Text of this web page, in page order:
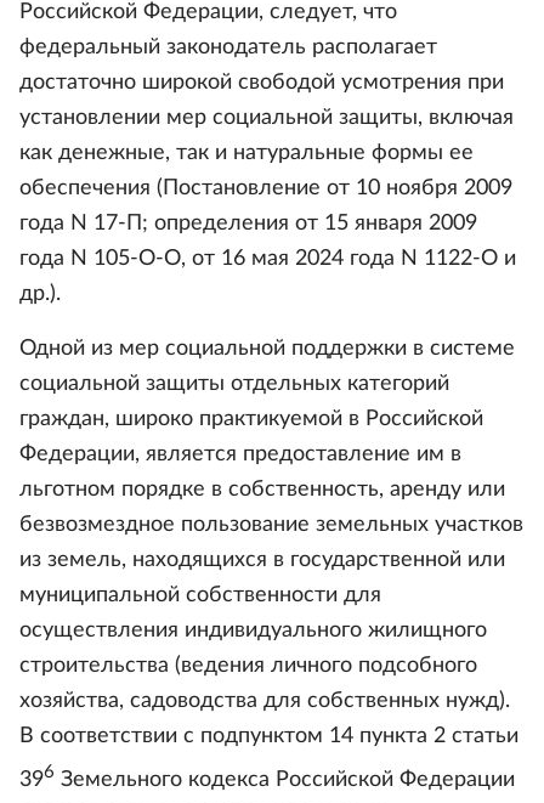
Российской Федерации, следует, что
федеральный законодатель располагает
достаточно широкой свободой усмотрения при
установлении мер социальной защиты, включая
как денежные, так и натуральные формы ее
обеспечения (Постановление от 10 ноября 2009
года N 17-П; определения от 15 января 2009
года N 105-О-О, от 16 мая 2024 года N 1122-О и
др.).
Одной из мер социальной поддержки в системе
социальной защиты отдельных категорий
граждан, широко практикуемой в Российской
Федерации, является предоставление им в
льготном порядке в собственность, аренду или
безвозмездное пользование земельных участков
из земель, находящихся в государственной или
муниципальной собственности для
осуществления индивидуального жилищного
строительства (ведения личного подсобного
хозяйства, садоводства для собственных нужд).
В соответствии с подпунктом 14 пункта 2 статьи
396 Земельного кодекса Российской Федерации